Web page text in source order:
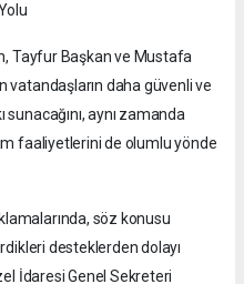
Tayfur Başkan ve Mustafa
vatandaşların daha güvenli ve
aynı zamanda
faaliyetlerini de olumlu yönde
söz konusu
desteklerden dolayı
İdaresi Genel Sekreteri